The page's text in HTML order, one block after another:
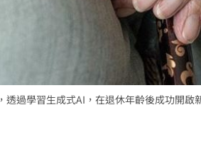
果美蕃茄醬創無限可能 12:00
18:00
挑選保健食品要注意 13:00
透過學習生成式AI，在退休年齡後成功開